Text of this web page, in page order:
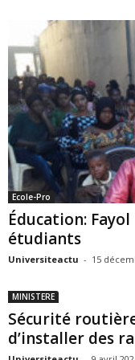
Ecole-Pro
Éducation:
étudiants
Universiteactu - 15
MINISTERE
Sécurité
d’installer des